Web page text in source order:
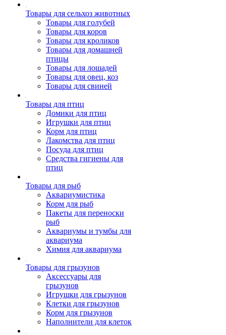
Товары для сельхоз животных
Товары для голубей
Товары для коров
Товары для кроликов
Товары для домашней
птицы
Товары для лошадей
Товары для овец, коз
Товары для свиней
Товары для птиц
Домики для птиц
Игрушки для птиц
Корм для птиц
Лакомства для птиц
Посуда для птиц
Средства гигиены для
птиц
Товары для рыб
Аквариумистика
Корм для рыб
Пакеты для переноски
рыб
Аквариумы и тумбы для
аквариума
Химия для аквариума
Товары для грызунов
Аксессуары для
грызунов
Игрушки для грызунов
Клетки для грызунов
Корм для грызунов
Наполнители для клеток